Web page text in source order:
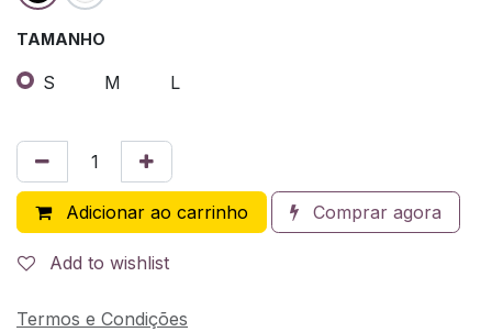
TAMANHO
S M L
Adicionar ao carrinho Comprar agora
Add to wishlist
Termos e Condições